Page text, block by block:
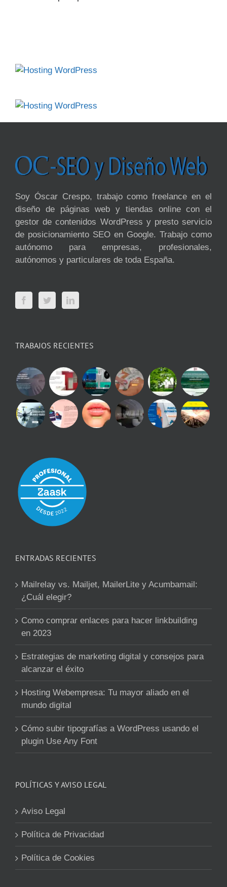
Soy Óscar Crespo, trabajo como freelance en el
diseño de páginas web y tiendas online con el
gestor de contenidos WordPress y presto servicio
de posicionamiento SEO en Google. Trabajo como
autónomo para empresas, profesionales,
autónomos y particulares de toda España.
TRABAJOS RECIENTES
ENTRADAS RECIENTES
Mailrelay vs. Mailjet, MailerLite y Acumbamail:
¿Cuál elegir?
Como comprar enlaces para hacer linkbuilding
en 2023
Estrategias de marketing digital y consejos para
alcanzar el éxito
Hosting Webempresa: Tu mayor aliado en el
mundo digital
Cómo subir tipografías a WordPress usando el
plugin Use Any Font
POLÍTICAS Y AVISO LEGAL
Aviso Legal
Política de Privacidad
Política de Cookies